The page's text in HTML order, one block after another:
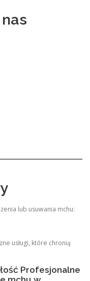
lub usuwania mchu:
usługi, które chronią
Profesjonalne